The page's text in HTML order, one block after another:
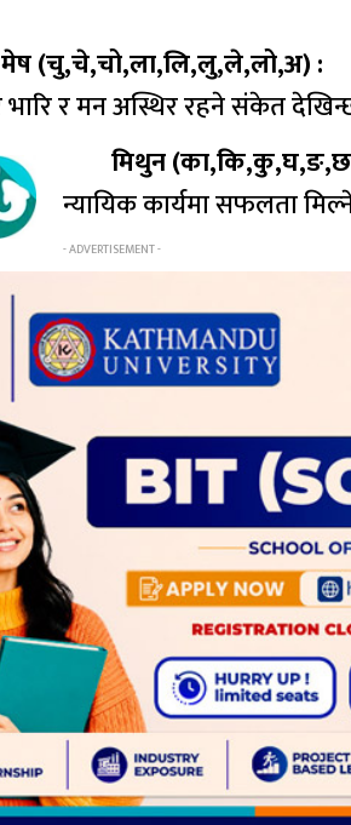
मेष (चु,चे,चो,ला,लि,लु,ले,लो,अ) :
भारि र मन अस्थिर रहने संकेत
मिथुन
न्यायिक कार्यमा सफलता
- ADVERTISEMENT -